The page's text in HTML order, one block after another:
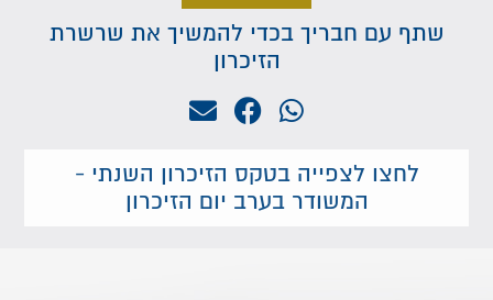
שתף עם חבריך בכדי להמשיך את שרשרת
הזיכרון
לחצו לצפייה בטקס הזיכרון השנתי -
המשודר בערב יום הזיכרון